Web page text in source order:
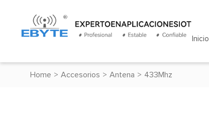
Inicio
Home > Accesorios > Antena > 433Mhz